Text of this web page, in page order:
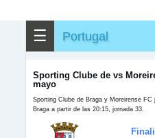
☰ Portugal
Sporting Clube de vs
mayo
Sporting Clube de Braga y Moreirense
Braga a partir de las 20:15, jornada 33.